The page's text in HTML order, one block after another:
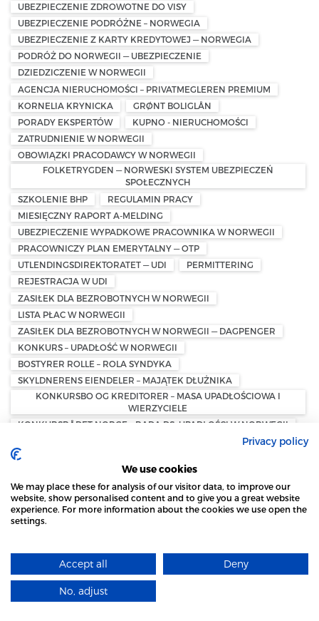
UBEZPIECZENIE ZDROWOTNE DO VISY
UBEZPIECZENIE PODRÓŻNE – NORWEGIA
UBEZPIECZENIE Z KARTY KREDYTOWEJ — NORWEGIA
PODRÓŻ DO NORWEGII — UBEZPIECZENIE
DZIEDZICZENIE W NORWEGII
AGENCJA NIERUCHOMOŚCI – PRIVATMEGLEREN PREMIUM
KORNELIA KRYNICKA
GRØNT BOLIGLÅN
PORADY EKSPERTÓW
KUPNO - NIERUCHOMOŚCI
ZATRUDNIENIE W NORWEGII
OBOWIĄZKI PRACODAWCY W NORWEGII
FOLKETRYGDEN — NORWESKI SYSTEM UBEZPIECZEŃ
SPOŁECZNYCH
SZKOLENIE BHP
REGULAMIN PRACY
MIESIĘCZNY RAPORT A-MELDING
UBEZPIECZENIE WYPADKOWE PRACOWNIKA W NORWEGII
PRACOWNICZY PLAN EMERYTALNY — OTP
UTLENDINGSDIREKTORATET — UDI
PERMITTERING
REJESTRACJA W UDI
ZASIŁEK DLA BEZROBOTNYCH W NORWEGII
LISTA PŁAC W NORWEGII
ZASIŁEK DLA BEZROBOTNYCH W NORWEGII — DAGPENGER
KONKURS – UPADŁOŚĆ W NORWEGII
BOSTYRER ROLLE – ROLA SYNDYKA
SKYLDNERENS EIENDELER – MAJĄTEK DŁUŻNIKA
KONKURSBO OG KREDITORER – MASA UPADŁOŚCIOWA I
WIERZYCIELE
KONKURSRÅDET NORGE – RADA DS. UPADŁOŚCI W NORWEGII
UBEZPIECZENIE DLA SAMOZATRUDNIONYCH W NORWEGII –
UBEZPIECZENIE DZIAŁALNOŚCI GOSPODARCZEJ NORWEGIA –
OC DLA SAMOZATRUDNIONYCH NORWEGIA –
ANSVARSFORSIKRING FOR ENKELTPERSONFORETAK
UBEZPIECZENIE ZDROWOTNE DLA PRZEDSIĘBIORCY
EMERYTURA SAMOZATRUDNIONYCH NORWEGIA – FRIVILLIG
PENSJONSSPARING SELVSTENDIG NÆRINGSDRIVENDE
UBEZPIECZENIE UTRATY DOCHODU NORWEGIA –
SYKEAVBRUDDSFORSIKRING
STRONA LOCAL MARKET WYKORZYSTUJE PLIKI
DOWIEDZ SIĘ WIĘCEJ
Privacy policy
We use cookies
We may place these for analysis of our visitor data, to improve our
website, show personalised content and to give you a great website
experience. For more information about the cookies we use open the
settings.
Accept all Deny
No, adjust